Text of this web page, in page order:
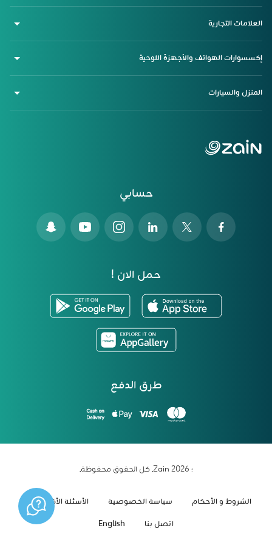
حسابي
حمل الان !
طرق الدفع
العلامات التجارية
إكسسوارات الهواتف والأجهزة اللوحية
المنزل والسيارات
؛ 2026 Zain. كل الحقوق محفوظة.
الشروط و الأحكام سياسة الخصوصية
الأسئلة الأكثر شيوعاً
اتصل بنا
English